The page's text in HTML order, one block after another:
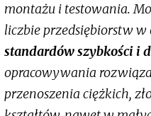
montażu i testowania.
liczbie przedsiębiorstw w
standardów szybkości i
opracowywania
przenoszenia ciężkich,